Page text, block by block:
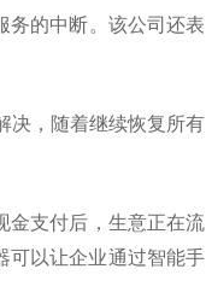
务的中断。该公司还表
决，随着继续恢复所有
金支付后，生意正在流
可以让企业通过智能手